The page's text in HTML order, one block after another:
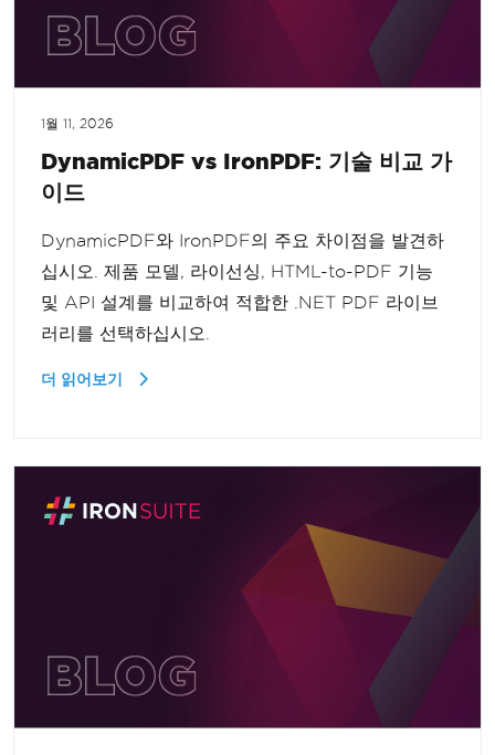
1월 11, 2026
DynamicPDF vs IronPDF: 기술 비교 가
이드
DynamicPDF와 IronPDF의 주요 차이점을 발견하
십시오. 제품 모델, 라이선싱, HTML-to-PDF 기능
및 API 설계를 비교하여 적합한 .NET PDF 라이브
러리를 선택하십시오.
더 읽어보기